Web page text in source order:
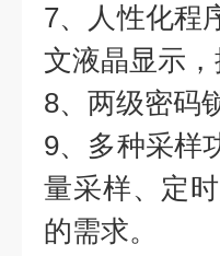
7、人性化程
文液晶显示，
8、两级密码
9、多种采样
量采样、定
的需求。